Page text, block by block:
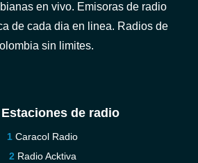
en vivo. Emisoras de radio
de cada dia en linea. Radios de
sin limites.
de radio
Caracol Radio
Radio Acktiva